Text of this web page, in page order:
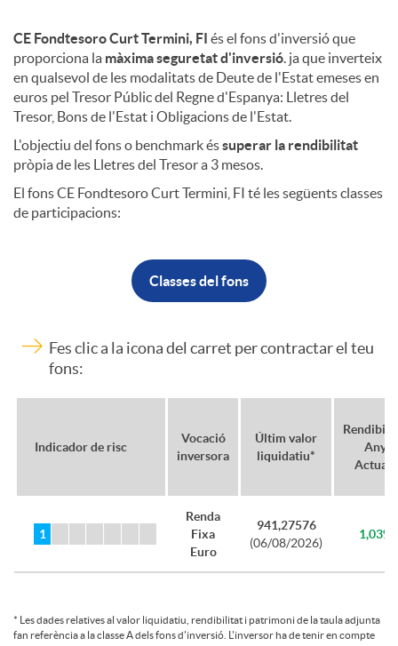
s
o
r
e
i
n
v
n
CE Fondtesoro Curt Termini, FI és el fons d'inversió que
proporciona la màxima seguretat d'inversió. ja que inverteix
en qualsevol de les modalitats de Deute de l'Estat emeses en
euros pel Tresor Públic del Regne d'Espanya: Lletres del
Tresor, Bons de l'Estat i Obligacions de l'Estat.
L'objectiu del fons o benchmark éssuperar la rendibilitat
pròpia de les Lletres del Tresor a 3 mesos.
El fons CE Fondtesoro Curt Termini, FI té les següents classes
de participacions:
Classes del fons
Fes clic a la icona del carret per contractar el teu
fons:
Indicador de risc
Vocació
inversora
Últim valor
liquidatiu*
Any
Actual*
Renda
Fixa
Euro
941,27576
(06/08/2026)
1,03%
* Les dades relatives al valor liquidatiu, rendibilitat i patrimoni de la taula adjunta
fan referència a la classe A dels fons d'inversió. L'inversor ha de tenir en compte